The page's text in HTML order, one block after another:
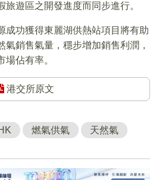
旅遊區之開發進度而同步進行。
成功獲得東麗湖供熱站項目將有助
氣銷售氣量，穩步增加銷售利潤，
佔有率。
港交所原文
燃氣供氣 天然氣